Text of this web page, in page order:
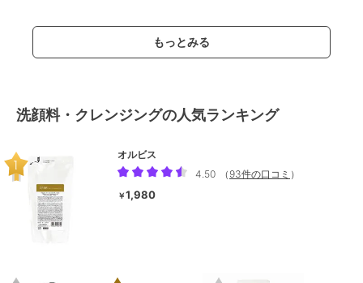
もっとみる
洗顔料・クレンジングの人気ランキング
オルビス
4.50
（ 93件の口コミ ）
￥1,980